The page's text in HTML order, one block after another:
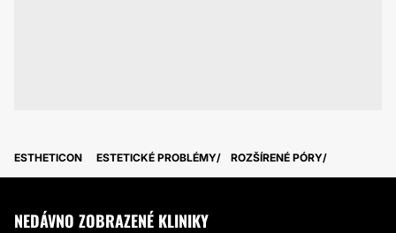
ESTHETICON ESTETICKÉ PROBLÉMY ROZŠÍRENÉ PÓRY
NEDÁVNO ZOBRAZENÉ KLINIKY